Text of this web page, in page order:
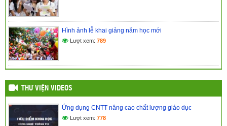
Kế hoạch đổi mới giáo dục nâng cao chất lượng dạy và học
(24/03/2017)
Hình ảnh lễ khai giảng năm học mới
Lượt xem: 789
THƯ VIỆN VIDEOS
Ứng dụng CNTT nâng cao chất lượng giáo dục
Lượt xem: 778